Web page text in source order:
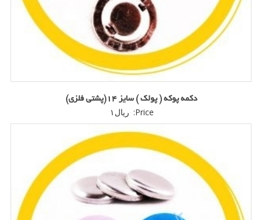
دکمه پوکه ( پولک ) سایز 14(پشتی فلزی)
Price: ریال ۱